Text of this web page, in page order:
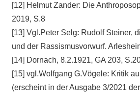
[12] Helmut Zander: Die
2019, S.8
[13] Vgl.Peter Selg: Rudolf Steiner,
und der Rassismusvorwurf.
[14] Dornach, 8.2.1921, GA 203,
[15] vgl.Wolfgang G.Vögele: Kritik
(erscheint in der Ausgabe 3/2021